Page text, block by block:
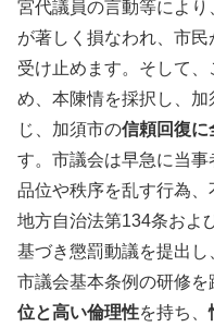
宮代議員の言動等によ
が著しく損なわれ、市
受け止めます。そして
め、本陳情を採択し、
じ、加須市の信頼回復に
す。市議会は早急に当事
品位や秩序を乱す行為、
地方自治法第134条およ
基づき懲罰動議を提出
市議会基本条例の研修を
位と高い倫理性を持ち、